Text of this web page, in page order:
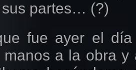
sociales
de
a
a
partes… (?)
fue ayer el
manos a la obra y